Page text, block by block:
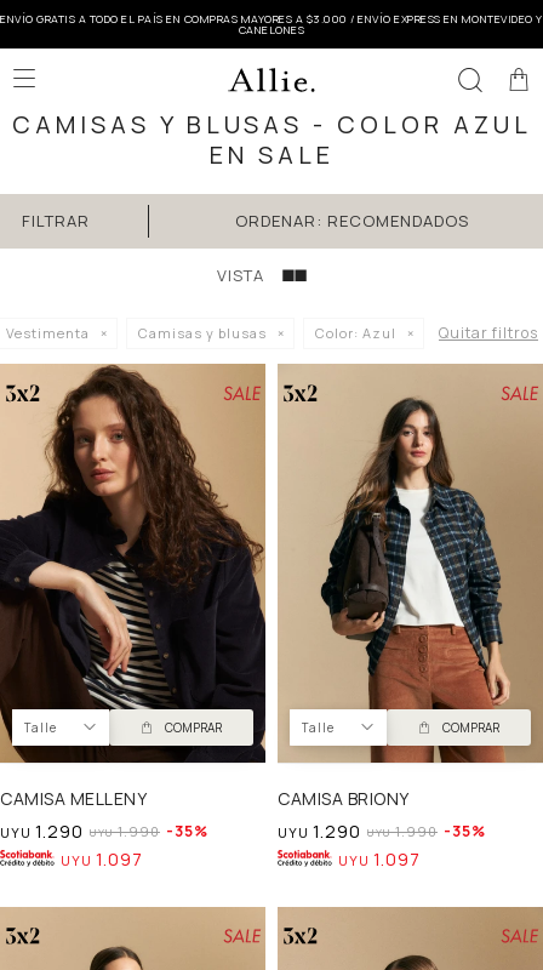
ENVÍO GRATIS A TODO EL PAÍS EN COMPRAS MAYORES A $3.000 / ENVÍO EXPRESS EN MONTEVIDEO Y
CANELONES

CAMISAS Y BLUSAS - COLOR AZUL
EN SALE
RECOMENDADOS
Vestimenta Camisas y blusas Color: Azul Quitar filtros
Talle COMPRAR
CAMISA MELLENY
UYU 1.290 UYU 1.990 35
UYU 1.097
Talle COMPRAR
CAMISA BRIONY
UYU 1.290 UYU 1.990 35
UYU 1.097